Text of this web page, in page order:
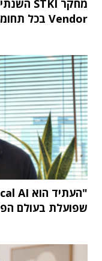
Vendor בכל תחומי שוק ה-IT
שפועלת בעולם